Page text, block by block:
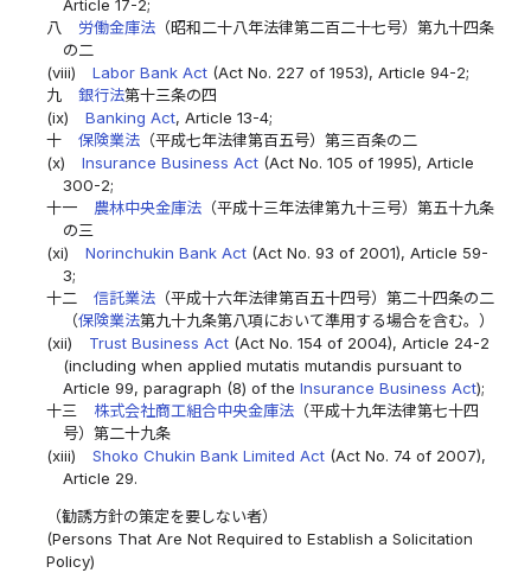
Article 17-2;
八
労働金庫法（昭和二十八年法律第二百二十七号）第九十四条
の二
(viii)
Labor Bank Act(Act No. 227 of 1953), Article 94-2;
九
銀行法第十三条の四
(ix)
Banking Act, Article 13-4;
十
保険業法（平成七年法律第百五号）第三百条の二
(x)
Insurance Business Act(Act No. 105 of 1995), Article
300-2;
十一
農林中央金庫法（平成十三年法律第九十三号）第五十九条
の三
(xi)
Norinchukin Bank Act(Act No. 93 of 2001), Article 59-
3;
十二
信託業法（平成十六年法律第百五十四号）第二十四条の二
（保険業法第九十九条第八項において準用する場合を含む。）
(xii)
Trust Business Act(Act No. 154 of 2004), Article 24-2
(including when applied mutatis mutandis pursuant to
Article 99, paragraph (8) of the Insurance Business Act);
十三
株式会社商工組合中央金庫法（平成十九年法律第七十四
号）第二十九条
(xiii)
Shoko Chukin Bank Limited Act (Act No. 74 of 2007),
Article 29.
（勧誘方針の策定を要しない者）
(Persons That Are Not Required to Establish a Solicitation
Policy)